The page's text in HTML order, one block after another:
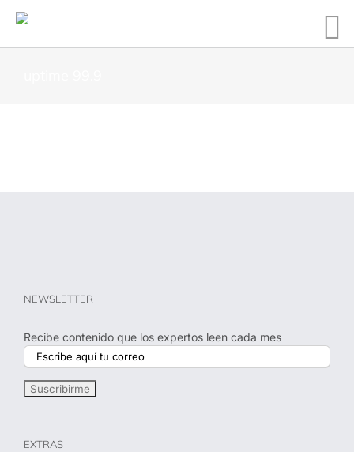
NEWSLETTER
Recibe contenido que los expertos leen cada mes
EXTRAS